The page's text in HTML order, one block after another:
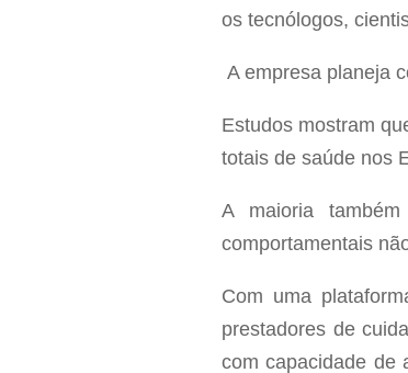
os tecnólogos,
A empresa planeja
Estudos mostram
totais de saúde nos
A maioria
comportamentais
Com uma
prestadores de
com capacidade de